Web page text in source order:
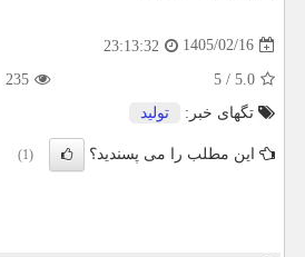
1405/02/16
23:13:32
5.0
/
5
235
تگهای خبر:
تولید
این مطلب را می پسندید؟ (1)